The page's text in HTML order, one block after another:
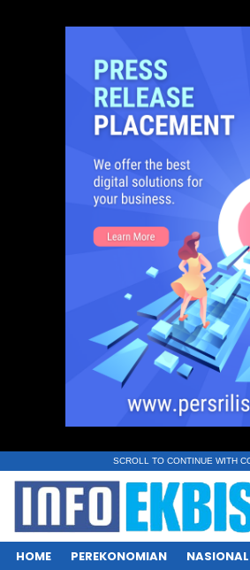
SCROLL TO CONTINUE WITH
HOME PEREKONOMIAN NASIONAL